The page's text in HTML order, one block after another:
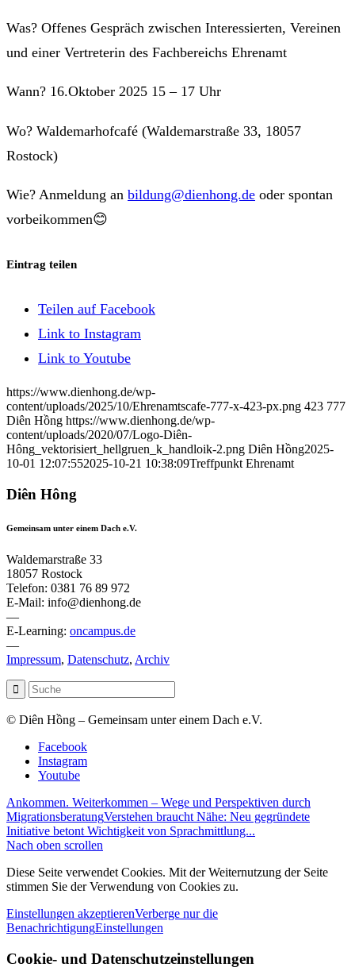
Was? Offenes Gespräch zwischen Interessierten, Vereinen
und einer Vertreterin des Fachbereichs Ehrenamt
Wann? 16.Oktober 2025 15 – 17 Uhr
Wo? Waldemarhofcafé (Waldemarstraße 33, 18057
Rostock)
Wie? Anmeldung an bildung@dienhong.de oder spontan
vorbeikommen😊
Eintrag teilen
Teilen auf Facebook
Link to Instagram
Link to Youtube
https://www.dienhong.de/wp-
content/uploads/2025/10/Ehrenamtscafe-777-x-423-px.png 423 777
Diên Hồng https://www.dienhong.de/wp-
content/uploads/2020/07/Logo-Diên-
Hông_vektorisiert_hellgruen_k_handloik-2.png Diên Hồng2025-
10-01 12:07:552025-10-21 10:38:09Treffpunkt Ehrenamt
Diên Hông
Gemeinsam unter einem Dach e.V.
Waldemarstraße 33
18057 Rostock
Telefon: 0381 76 89 972
E-Mail: info@dienhong.de
—
E-Learning: oncampus.de
—
Impressum, Datenschutz, Archiv
© Diên Hồng – Gemeinsam unter einem Dach e.V.
Facebook
Instagram
Youtube
Ankommen. Weiterkommen – Wege und Perspektiven durch
MigrationsberatungVerstehen braucht Nähe: Neu gegründete
Initiative betont Wichtigkeit von Sprachmittlung...
Nach oben scrollen
Diese Seite verwendet Cookies. Mit der Weiternutzung der Seite
stimmen Sie der Verwendung von Cookies zu.
Einstellungen akzeptierenVerberge nur die
BenachrichtigungEinstellungen
Cookie- und Datenschutzeinstellungen